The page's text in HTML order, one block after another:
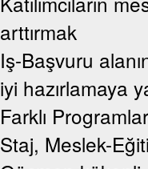
arttırmak
Iş-Başvuru
iyi hazırlamaya
Farklı
Staj, Meslek-